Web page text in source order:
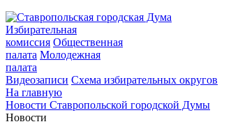
Избирательная
комиссия Общественная
палата Молодежная
палата
Видеозаписи Схема избирательных округов
На главную
Новости Ставропольской городской Думы
Новости